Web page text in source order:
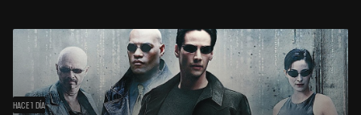
HACE 1 DÍA